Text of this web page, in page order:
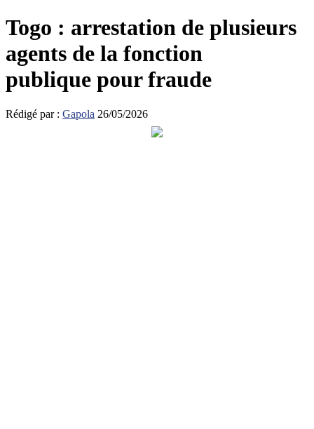
Togo : arrestation de plusieurs
agents de la fonction
publique pour fraude
Rédigé par : Gapola 26/05/2026